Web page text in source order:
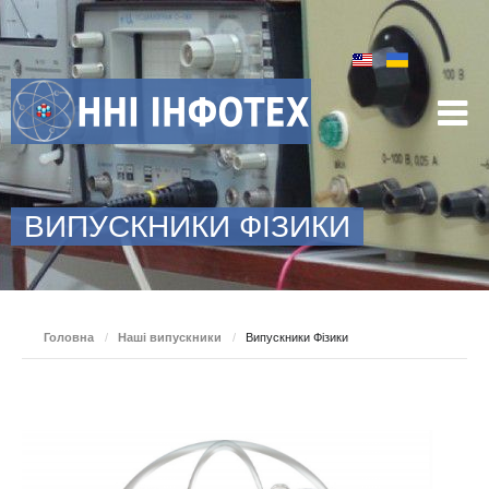
ВИПУСКНИКИ ФІЗИКИ
Головна / Наші випускники / Випускники Фізики